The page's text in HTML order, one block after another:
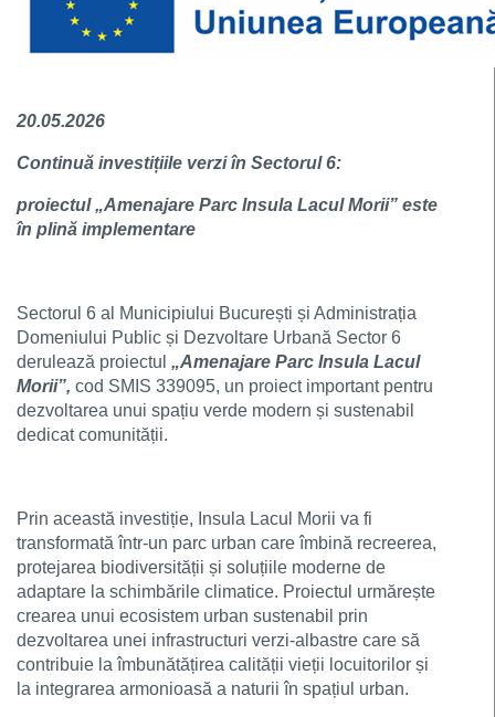
20.05.2026
Continuă investițiile verzi în Sectorul 6:
proiectul „Amenajare Parc Insula Lacul Morii” este
în plină implementare
Sectorul 6 al Municipiului București și Administrația
Domeniului Public și Dezvoltare Urbană Sector 6
derulează proiectul „Amenajare Parc Insula Lacul
Morii”, cod SMIS 339095, un proiect important pentru
dezvoltarea unui spațiu verde modern și sustenabil
dedicat comunității.
Prin această investiție, Insula Lacul Morii va fi
transformată într-un parc urban care îmbină recreerea,
protejarea biodiversității și soluțiile moderne de
adaptare la schimbările climatice. Proiectul urmărește
crearea unui ecosistem urban sustenabil prin
dezvoltarea unei infrastructuri verzi-albastre care să
contribuie la îmbunătățirea calității vieții locuitorilor și
la integrarea armonioasă a naturii în spațiul urban.